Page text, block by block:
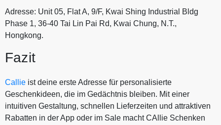
Adresse: Unit 05, Flat A, 9/F, Kwai Shing Industrial Bldg
Phase 1, 36-40 Tai Lin Pai Rd, Kwai Chung, N.T.,
Hongkong.
Fazit
Callie ist deine erste Adresse für personalisierte
Geschenkideen, die im Gedächtnis bleiben. Mit einer
intuitiven Gestaltung, schnellen Lieferzeiten und attraktiven
Rabatten in der App oder im Sale macht CAllie Schenken